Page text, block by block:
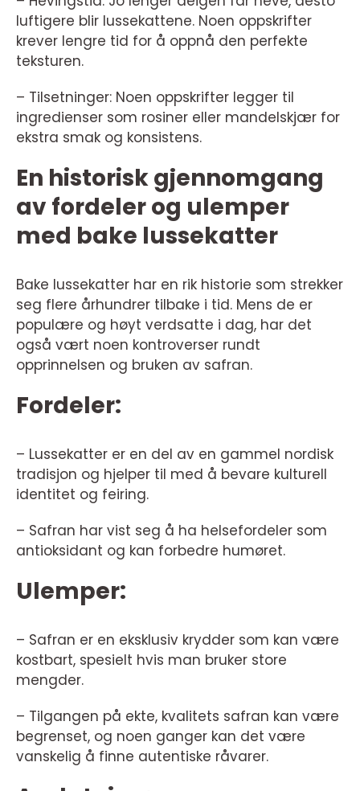
luftigere blir lussekattene. Noen oppskrifter
krever lengre tid for å oppnå den perfekte
teksturen.
– Tilsetninger: Noen oppskrifter legger til
ingredienser som rosiner eller mandelskjær for
ekstra smak og konsistens.
En historisk gjennomgang
av fordeler og ulemper
med bake lussekatter
Bake lussekatter har en rik historie som strekker
seg flere århundrer tilbake i tid. Mens de er
populære og høyt verdsatte i dag, har det
også vært noen kontroverser rundt
opprinnelsen og bruken av safran.
Fordeler:
– Lussekatter er en del av en gammel nordisk
tradisjon og hjelper til med å bevare kulturell
identitet og feiring.
– Safran har vist seg å ha helsefordeler som
antioksidant og kan forbedre humøret.
Ulemper:
– Safran er en eksklusiv krydder som kan være
kostbart, spesielt hvis man bruker store
mengder.
– Tilgangen på ekte, kvalitets safran kan være
begrenset, og noen ganger kan det være
vanskelig å finne autentiske råvarer.